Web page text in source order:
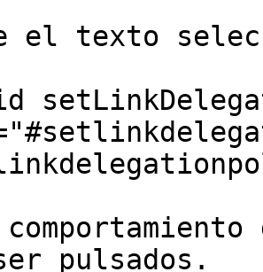
el texto
pulsados.